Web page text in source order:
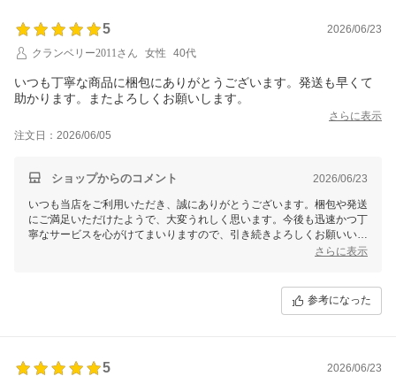
5
2026/06/23
クランベリー2011さん
女性 40代
いつも丁寧な商品に梱包にありがとうございます。発送も早くて
助かります。またよろしくお願いします。
さらに表示
注文日：2026/06/05
ショップからのコメント 2026/06/23
いつも当店をご利用いただき、誠にありがとうございます。梱包や発送
にご満足いただけたようで、大変うれしく思います。今後も迅速かつ丁
寧なサービスを心がけてまいりますので、引き続きよろしくお願いいた
さらに表示
参考になった
5
2026/06/23